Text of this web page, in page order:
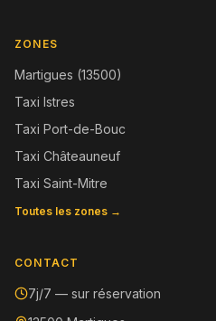
ZONES
Martigues (13500)
Taxi Istres
Taxi Port-de-Bouc
Taxi Châteauneuf
Taxi Saint-Mitre
Toutes les zones →
CONTACT
7j/7 — sur réservation